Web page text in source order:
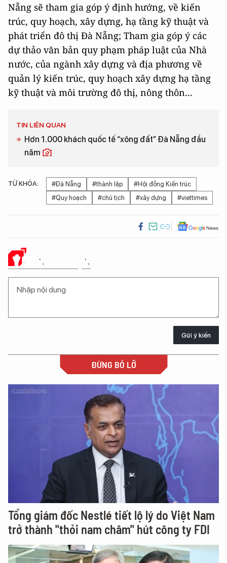
Nẵng sẽ tham gia góp ý định hướng, về kiến
trúc, quy hoạch, xây dựng, hạ tầng kỹ thuật và
phát triển đô thị Đà Nẵng; Tham gia góp ý các
dự thảo văn bản quy phạm pháp luật của Nhà
nước, của ngành xây dựng và địa phương về
quản lý kiến trúc, quy hoạch xây dựng hạ tầng
kỹ thuật và môi trường đô thị, nông thôn...
TIN LIÊN QUAN
Hơn 1.000 khách quốc tế “xông đất” Đà Nẵng đầu
năm
TỪ KHÓA: #Đà Nẵng #thành lập
#Hội đồng Kiến trúc
#Quy hoạch
#chủ tịch #xây dựng #viettimes
Ý KIẾN CỦA BẠN
Gửi ý kiến
ĐỪNG BỎ LỠ
Tổng giám đốc Nestlé tiết lộ lý do Việt Nam
trở thành "thỏi nam châm" hút công ty FDI